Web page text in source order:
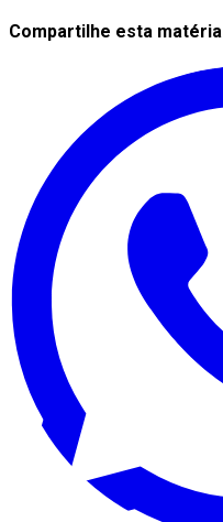
Compartilhe esta matéria